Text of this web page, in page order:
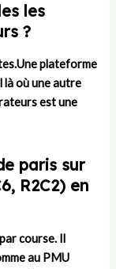
les
?
plateforme
là où une autre
est une
paris sur
R2C2) en
course. Il
au PMU